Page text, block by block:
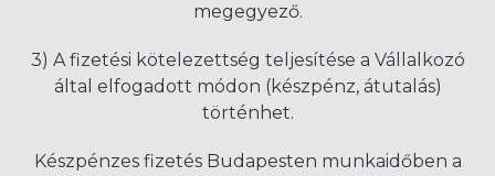
megegyező.
3) A fizetési kötelezettség teljesítése a Vállalkozó
által elfogadott módon (készpénz, átutalás)
történhet.
Készpénzes fizetés Budapesten munkaidőben a